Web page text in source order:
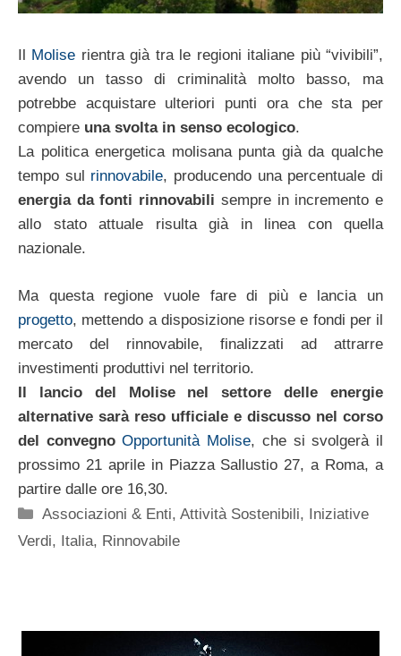
Molise rientra già tra le regioni italiane più “vivibili”,
avendo un tasso di criminalità molto basso, ma
potrebbe acquistare ulteriori punti ora che sta per
compiere una svolta in senso ecologico.
La politica energetica molisana punta già da qualche
tempo sul rinnovabile, producendo una percentuale di
energia da fonti rinnovabili sempre in incremento e
allo stato attuale risulta già in linea con quella
nazionale.
Ma questa regione vuole fare di più e lancia un
progetto, mettendo a disposizione risorse e fondi per il
mercato del rinnovabile, finalizzati ad attrarre
investimenti produttivi nel territorio.
Il lancio del Molise nel settore delle energie
alternative sarà reso ufficiale e discusso nel corso
del convegno Opportunità Molise, che si svolgerà il
prossimo 21 aprile in Piazza Sallustio 27, a Roma, a
partire dalle ore 16,30.
Categorie
Associazioni & Enti,Attività Sostenibili, Iniziative
Verdi, Italia, Rinnovabile